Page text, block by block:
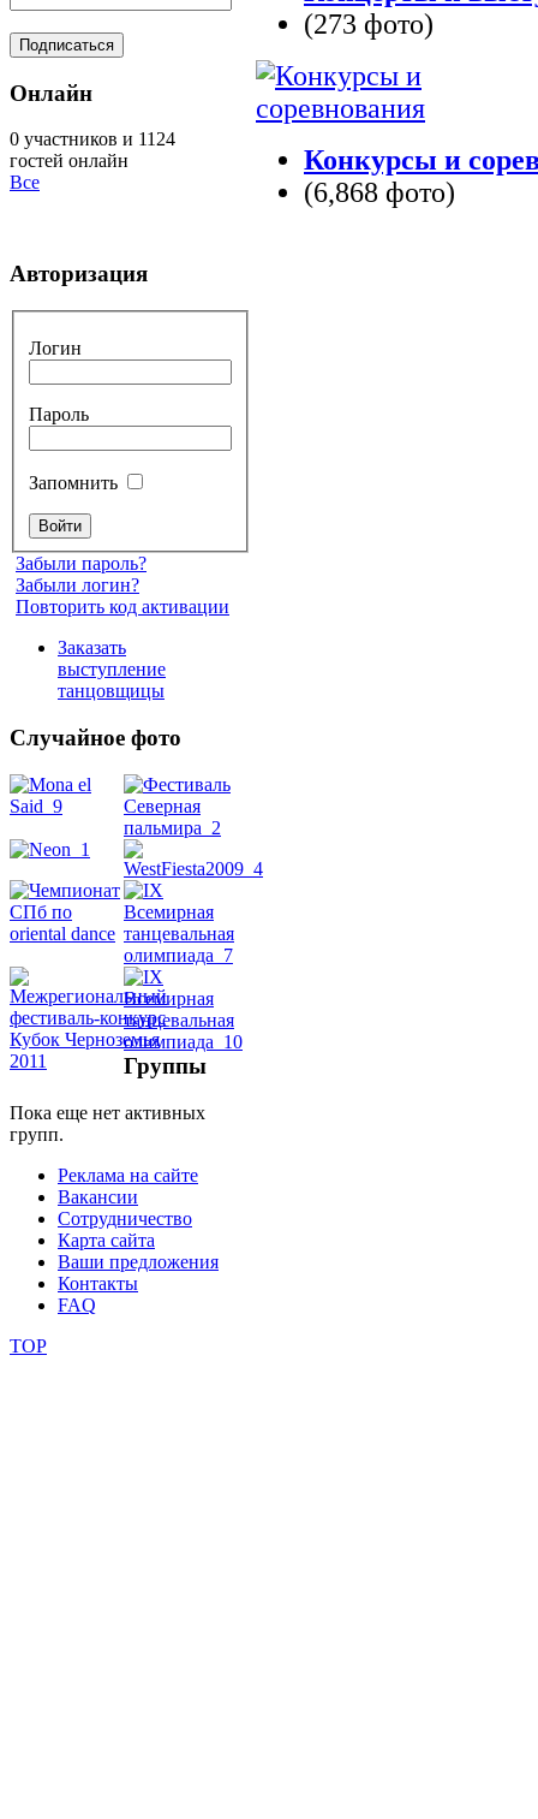
(273 фото)
Конкурсы и
(6,868 фото)
Онлайн
0 участников и 1124
гостей онлайн
Все
Авторизация
Логин
Пароль
Запомнить
Забыли пароль?
Забыли логин?
Повторить код активации
Заказать
выступление
танцовщицы
Случайное фото
живота
Группы
Пока еще нет активных
групп.
Реклама на сайте
Вакансии
Сотрудничество
Карта сайта
Ваши предложения
Контакты
FAQ
TOP